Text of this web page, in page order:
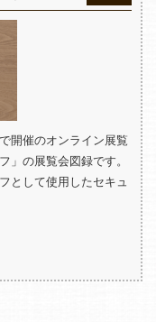
開催のオンライン展覧
の展覧会図録です。
として使用したセキュ